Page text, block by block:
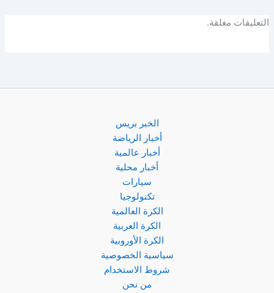
التعليقات مغلقة.
الخبر بريس
أخبار الرياضة
أخبار عالمية
أخبار محلية
سيارات
تكنولوجيا
الكرة العالمية
الكرة العربية
الكرة الأوروبية
سياسية الخصوصية
شروط الاستخدام
من نحن